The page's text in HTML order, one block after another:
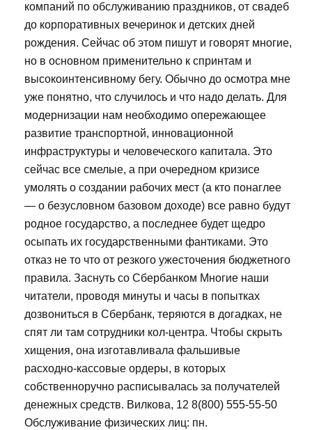
компаний по обслуживанию праздников, от свадеб
до корпоративных вечеринок и детских дней
рождения. Сейчас об этом пишут и говорят многие,
но в основном применительно к спринтам и
высокоинтенсивному бегу. Обычно до осмотра мне
уже понятно, что случилось и что надо делать. Для
модернизации нам необходимо опережающее
развитие транспортной, инновационной
инфраструктуры и человеческого капитала. Это
сейчас все смелые, а при очередном кризисе
умолять о создании рабочих мест (а кто понаглее
— о безусловном базовом доходе) все равно будут
родное государство, а последнее будет щедро
осыпать их государственными фантиками. Это
отказ не то что от резкого ужесточения бюджетного
правила. Заснуть со Сбербанком Многие наши
читатели, проводя минуты и часы в попытках
дозвониться в Сбербанк, теряются в догадках, не
спят ли там сотрудники кол-центра. Чтобы скрыть
хищения, она изготавливала фальшивые
расходно-кассовые ордеры, в которых
собственноручно расписывалась за получателей
денежных средств. Вилкова, 12 8(800) 555-55-50
Обслуживание физических лиц: пн.